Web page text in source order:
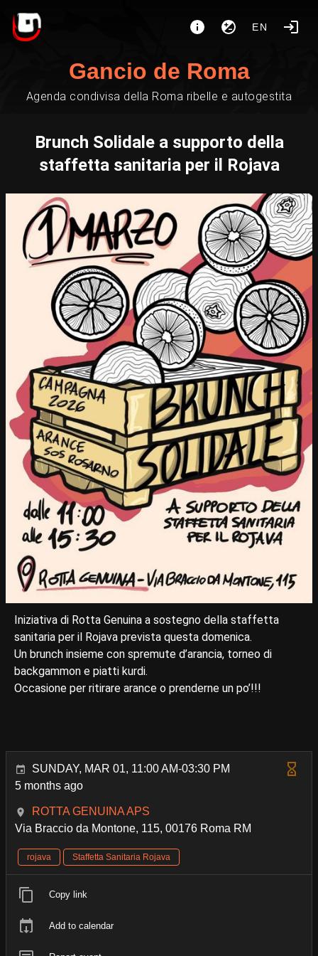
EN
Gancio de Roma
Agenda condivisa della Roma ribelle e autogestita
Brunch Solidale a supporto della
staffetta sanitaria per il Rojava
Iniziativa di Rotta Genuina a sostegno della staffetta
sanitaria per il Rojava prevista questa domenica.
Un brunch insieme con spremute d’arancia, torneo di
backgammon e piatti kurdi.
Occasione per ritirare arance o prenderne un po’!!!
SUNDAY, MAR 01, 11:00 AM-03:30 PM
5 months ago
ROTTA GENUINA APS
Via Braccio da Montone, 115, 00176 Roma RM
rojava Staffetta Sanitaria Rojava
Copy link
Add to calendar